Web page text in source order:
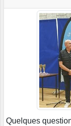
Quelques